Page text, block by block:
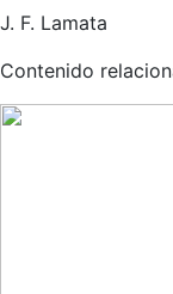
J. F. Lamata
Contenido